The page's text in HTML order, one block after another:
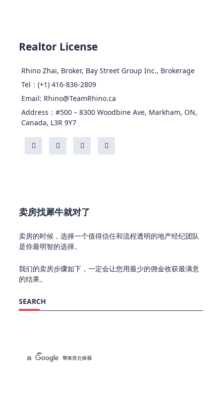
Realtor License
Rhino Zhai, Broker, Bay Street Group Inc., Brokerage
Tel：(+1) 416-836-2809
Email: Rhino@TeamRhino.ca
Address：#500 – 8300 Woodbine Ave, Markham, ON,
Canada, L3R 9Y7
卖房找犀牛就对了
卖房的时候，选择一个值得信任和流程透明的地产经纪团队
是你最明智的选择。
我们的卖房步骤如下，一定会让您用最少的佣金收获最满意
的结果。
SEARCH